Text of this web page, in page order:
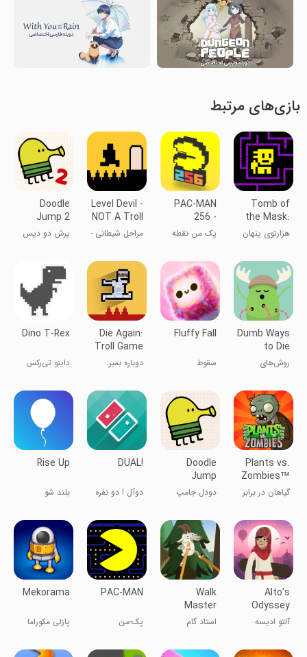
بازی‌های مرتبط
Tomb of
the Mask:
Old Maze
هزارتوی پنهان
PAC-MAN
256 -
Endless
Maze
پک من نقطه
Level Devil -
NOT A Troll
Game
مراحل شیطانی -
نیست
Doodle
Jump 2
پرش دو دیس
Dumb Ways
to Die
روش‌های
مردن
Fluffy Fall
سقوط
Die Again:
Troll Game
Ever
دوباره بمیر:
Dino T-Rex
داینو تی‌رکس
Plants vs.
Zombies™
گیاهان در برابر
Doodle
Jump
دودل جامپ
DUAL!
دوآل ! دو نفره
Rise Up
بلند شو
Alto's
Odyssey
آلتو ادیسه
Walk
Master
استاد گام
PAC-MAN
پک-من
Mekorama
پازلی مکوراما